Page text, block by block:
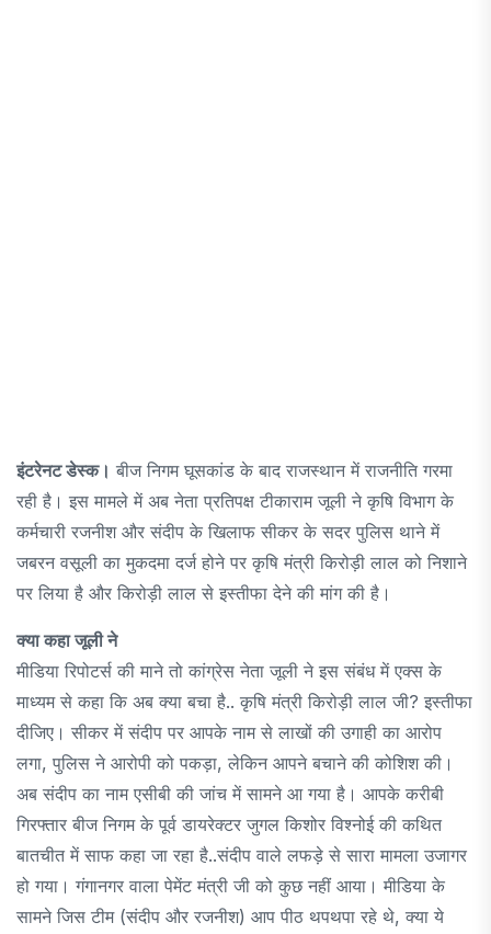
इंटरेनट डेस्क। बीज निगम घूसकांड के बाद राजस्थान में राजनीति गरमा
रही है। इस मामले में अब नेता प्रतिपक्ष टीकाराम जूली ने कृषि विभाग के
कर्मचारी रजनीश और संदीप के खिलाफ सीकर के सदर पुलिस थाने में
जबरन वसूली का मुकदमा दर्ज होने पर कृषि मंत्री किरोड़ी लाल को निशाने
पर लिया है और किरोड़ी लाल से इस्तीफा देने की मांग की है।
क्या कहा जूली ने
मीडिया रिपोटर्स की माने तो कांग्रेस नेता जूली ने इस संबंध में एक्स के
माध्यम से कहा कि अब क्या बचा है.. कृषि मंत्री किरोड़ी लाल जी? इस्तीफा
दीजिए। सीकर में संदीप पर आपके नाम से लाखों की उगाही का आरोप
लगा, पुलिस ने आरोपी को पकड़ा, लेकिन आपने बचाने की कोशिश की।
अब संदीप का नाम एसीबी की जांच में सामने आ गया है। आपके करीबी
गिरफ्तार बीज निगम के पूर्व डायरेक्टर जुगल किशोर विश्नोई की कथित
बातचीत में साफ कहा जा रहा है..संदीप वाले लफड़े से सारा मामला उजागर
हो गया। गंगानगर वाला पेमेंट मंत्री जी को कुछ नहीं आया। मीडिया के
सामने जिस टीम (संदीप और रजनीश) आप पीठ थपथपा रहे थे, क्या ये